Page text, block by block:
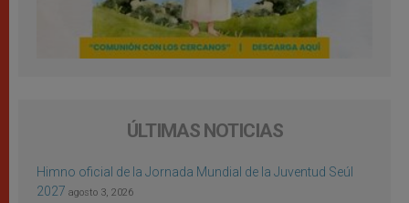
ÚLTIMAS NOTICIAS
Himno oficial de la Jornada Mundial de la Juventud Seúl
2027 agosto 3, 2026